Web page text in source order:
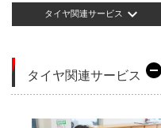
タイヤ関連サービス expand_more
タイヤ関連サービス